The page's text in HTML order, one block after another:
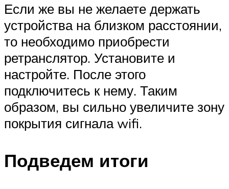
Если же вы не желаете держать
устройства на близком расстоянии,
то необходимо приобрести
ретранслятор. Установите и
настройте. После этого
подключитесь к нему. Таким
образом, вы сильно увеличите зону
покрытия сигнала wifi.
Подведем итоги